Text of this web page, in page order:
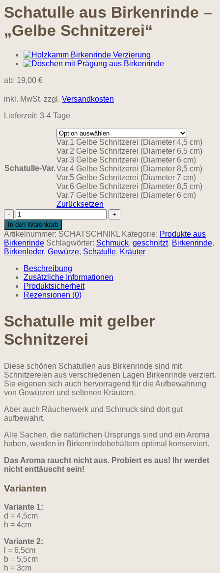
Schatulle aus Birkenrinde –
„Gelbe Schnitzerei“
ab: 19,00 €
inkl. MwSt. zzgl. Versandkosten
Lieferzeit: 3-4 Tage
Schatulle-Var.
Var.1 Gelbe Schnitzerei (Diameter 4,5 cm)
Var.2 Gelbe Schnitzerei (Diameter 6,5 cm)
Var.3 Gelbe Schnitzerei (Diameter 6 cm)
Var.4 Gelbe Schnitzerei (Diameter 8,5 cm)
Var.5 Gelbe Schnitzerei (Diameter 7 cm)
Var.6 Gelbe Schnitzerei (Diameter 8,5 cm)
Var.7 Gelbe Schnitzerei (Diameter 6 cm)
Zurücksetzen
Schatulle
aus
Birkenrinde
-
"Gelbe
Schnitzerei"
Menge
In den Warenkorb
Artikelnummer: SCHATSCHNIKL Kategorie: Produkte aus
Birkenrinde Schlagwörter: Schmuck, geschnitzt, Birkenrinde,
Birkenleder, Gewürze, Schatulle, Kräuter
Beschreibung
Zusätzliche Informationen
Produktsicherheit
Rezensionen (0)
Schatulle mit gelber
Schnitzerei
Diese schönen Schatullen aus Birkenrinde sind mit
Schnitzereien aus verschiedenen Lagen Birkenrinde verziert.
Sie eigenen sich auch hervorragend für die Aufbewahrung
von Gewürzen und seltenen Kräutern.
Aber auch Räucherwerk und Schmuck sind dort gut
aufbewahrt.
Alle Sachen, die natürlichen Ursprungs sind und ein Aroma
haben, werden in Birkenrindebehältern optimal konserviert.
Das Aroma raucht nicht aus. Probiert es aus! Ihr werdet
nicht enttäuscht sein!
Varianten
Variante 1:
d = 4,5cm
h = 4cm
Variante 2:
l = 6,5cm
b = 5,5cm
h = 3cm